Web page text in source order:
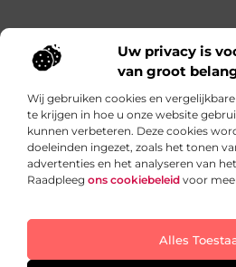
Uw privacy is
van groot
Wij gebruiken cookies en
te krijgen in hoe u onze website
kunnen verbeteren. Deze cookies
doeleinden ingezet, zoals het tonen
advertenties en het analyseren van
Raadpleeg ons cookiebeleid voor
Alles
Main Links
Dagelijks verse
Inspirerende blogs boordevol
praktische tips die jouw
leuker en